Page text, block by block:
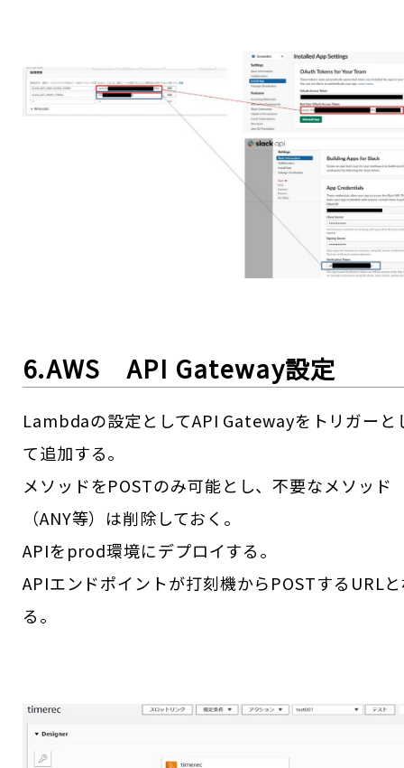
6.AWS API Gateway設定
Lambdaの設定としてAPI Gatewayをトリガーと
て追加する。
メソッドをPOSTのみ可能とし、不要なメソッド
（ANY等）は削除しておく。
APIをprod環境にデプロイする。
APIエンドポイントが打刻機からPOSTするURL
る。